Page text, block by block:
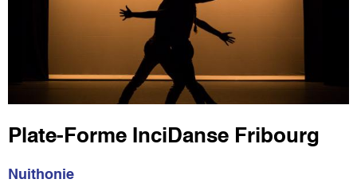
Plate-Forme InciDanse Fribourg
Nuithonie